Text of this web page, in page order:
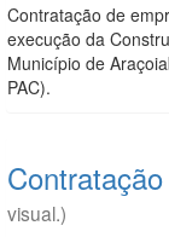
Contratação de
execução da
Município de
PAC).
visual.)